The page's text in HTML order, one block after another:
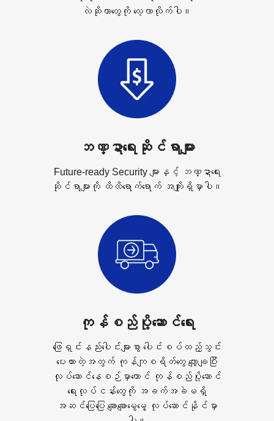
လဲဆိုတာတွေကို လေ့လာလိုက်ပါ။
ဘဏ္ဍာရေးဆိုင်ရာများ
Future-ready Security များနှင့် ဘဏ္ဍာရေး
ဆိုင်ရာများကို ထိထိရောက်ရောက် အကျိုးရှိမှာပါ။
ကုန်စည်ပို့ဆောင်ရေး
ဖြေရှင်းနည်းပေါင်းများစွာ ပေါင်းစပ်ထည့်သွင်း
ပေးထားတဲ့အတွက် ကုန်ကျစရိတ်တွေ လျှော့ချပြီး
လုပ်ဆောင်နေစဉ်မှာတောင် ကုန်စည်ပို့ဆောင်
ရေးလုပ်ငန်းတွေကို အခက်အခဲမရှိ
အဆင်ပြေပြေ ချောချောမွေမွေ့ လုပ်ဆောင်နိုင်မှာ